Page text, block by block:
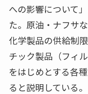
への影響について
た。原油・ナフサ
化学製品の供給制
チック製品（フィ
をはじめとする各
ると説明している。